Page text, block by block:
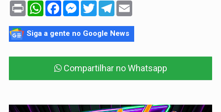
Print WhatsAppFacebookMessenger
TwitterTelegram
Siga a gente no Google News
Compartilhar no Whatsapp